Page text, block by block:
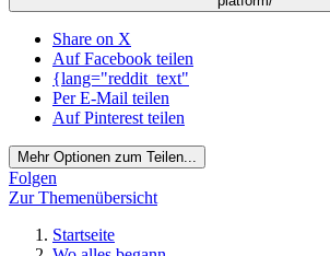
Share on X
Auf Facebook teilen
{lang="reddit_text"
Per E-Mail teilen
Auf Pinterest teilen
Mehr Optionen zum Teilen...
Folgen
Zur Themenübersicht
Startseite